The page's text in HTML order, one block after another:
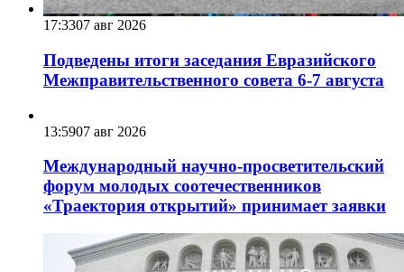
17:3307 авг 2026
Подведены итоги заседания Евразийского
Межправительственного совета 6-7 августа
13:5907 авг 2026
Международный научно-просветительский
форум молодых соотечественников
«Траектория открытий» принимает заявки